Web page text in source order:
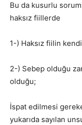
Bu da kusurlu
haksız fiillerde
1-) Haksız fiilin
2-) Sebep olduğu
olduğu;
İspat edilmesi
yukarıda sayılan